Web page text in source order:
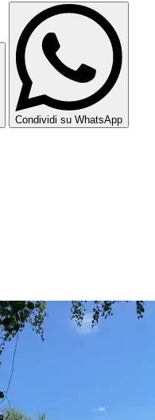
Condividi su WhatsApp